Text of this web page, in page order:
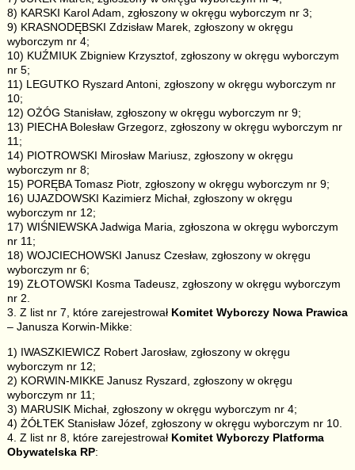
8) KARSKI Karol Adam, zgłoszony w okręgu wyborczym nr 3;
9) KRASNODĘBSKI Zdzisław Marek, zgłoszony w okręgu
wyborczym nr 4;
10) KUŹMIUK Zbigniew Krzysztof, zgłoszony w okręgu wyborczym
nr 5;
11) LEGUTKO Ryszard Antoni, zgłoszony w okręgu wyborczym nr
10;
12) OŻÓG Stanisław, zgłoszony w okręgu wyborczym nr 9;
13) PIECHA Bolesław Grzegorz, zgłoszony w okręgu wyborczym nr
11;
14) PIOTROWSKI Mirosław Mariusz, zgłoszony w okręgu
wyborczym nr 8;
15) PORĘBA Tomasz Piotr, zgłoszony w okręgu wyborczym nr 9;
16) UJAZDOWSKI Kazimierz Michał, zgłoszony w okręgu
wyborczym nr 12;
17) WIŚNIEWSKA Jadwiga Maria, zgłoszona w okręgu wyborczym
nr 11;
18) WOJCIECHOWSKI Janusz Czesław, zgłoszony w okręgu
wyborczym nr 6;
19) ZŁOTOWSKI Kosma Tadeusz, zgłoszony w okręgu wyborczym
nr 2.
3. Z list nr 7, które zarejestrował Komitet Wyborczy Nowa Prawica
– Janusza Korwin-Mikke:
1) IWASZKIEWICZ Robert Jarosław, zgłoszony w okręgu
wyborczym nr 12;
2) KORWIN-MIKKE Janusz Ryszard, zgłoszony w okręgu
wyborczym nr 11;
3) MARUSIK Michał, zgłoszony w okręgu wyborczym nr 4;
4) ŻÓŁTEK Stanisław Józef, zgłoszony w okręgu wyborczym nr 10.
4. Z list nr 8, które zarejestrował Komitet Wyborczy Platforma
Obywatelska RP: